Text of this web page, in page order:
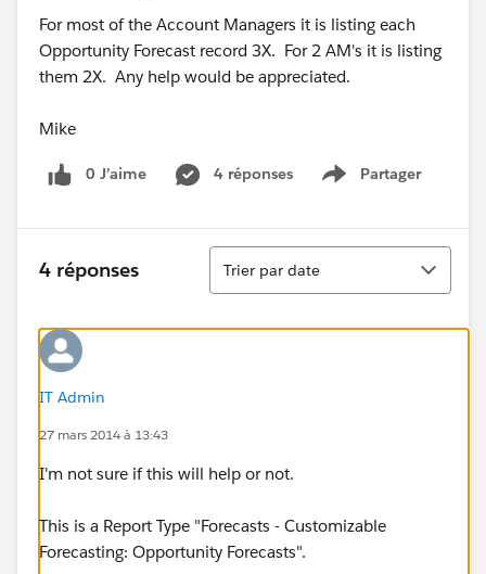
For most of the Account Managers it is listing each
Opportunity Forecast record 3X. For 2 AM's it is listing
them 2X. Any help would be appreciated.
Mike
0 J’aime 4 réponses Partager
Show menu
4 réponses
Tri
Trier par date
IT Admin
27 mars 2014 à 13:43
I'm not sure if this will help or not.
This is a Report Type "Forecasts - Customizable
Forecasting: Opportunity Forecasts".